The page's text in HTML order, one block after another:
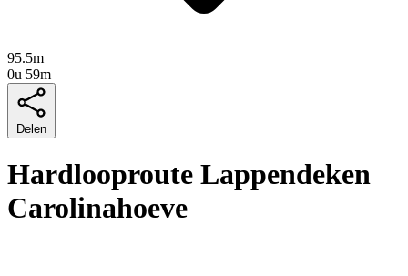
95.5m
0u 59m
Delen
Hardlooproute Lappendeken
Carolinahoeve